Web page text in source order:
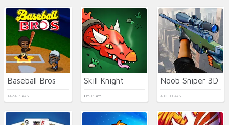
Baseball Bros
1424 PLAYS
Skill Knight
869 PLAYS
Noob Sniper 3D
4303 PLAYS